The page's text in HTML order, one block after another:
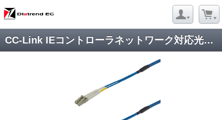
CC-Link IEコントローラネットワーク対応光ファイバケーブルDFC-QGDLCFC-RMV21